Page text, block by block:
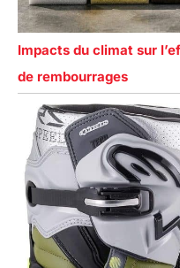
Impacts du climat sur
de rembourrages